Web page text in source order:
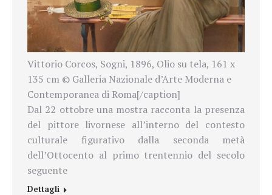
Vittorio Corcos, Sogni, 1896, Olio su tela, 161 x
135 cm © Galleria Nazionale d’Arte Moderna e
Contemporanea di Roma[/caption]
Dal 22 ottobre una mostra racconta la presenza
del pittore livornese all’interno del contesto
culturale figurativo dalla seconda metà
dell’Ottocento al primo trentennio del secolo
seguente
Dettagli